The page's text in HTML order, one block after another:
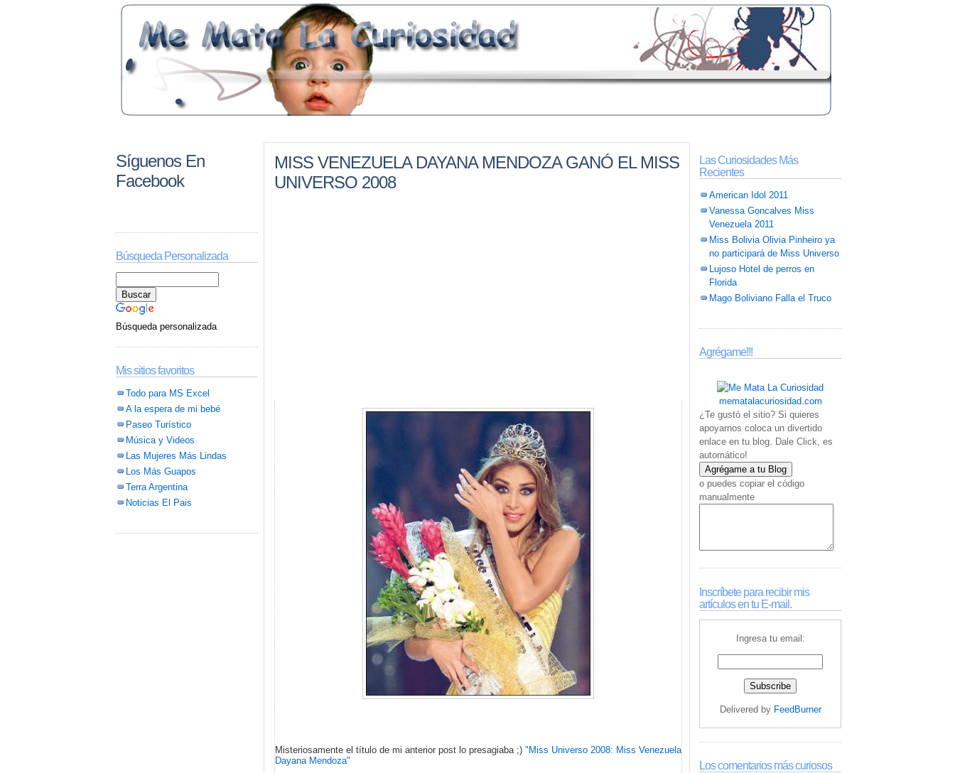
Síguenos En
Facebook
Búsqueda Personalizada
Búsqueda personalizada
Mis sitios favoritos
Todo para MS Excel
A la espera de mi bebé
Paseo Turístico
Música y Videos
Las Mujeres Más Lindas
Los Más Guapos
Terra Argentina
Noticias El Pais
MISS VENEZUELA DAYANA MENDOZA GANÓ EL MISS
UNIVERSO 2008
Misteriosamente el título de mi anterior post lo presagiaba ;) "Miss Universo 2008: Miss Venezuela
Dayana Mendoza"
Las Curiosidades Más
Recientes
American Idol 2011
Vanessa Goncalves Miss
Venezuela 2011
Miss Bolivia Olivia Pinheiro ya
no participará de Miss Universo
Lujoso Hotel de perros en
Florida
Mago Boliviano Falla el Truco
Agrégame!!!
mematalacuriosidad.com
¿Te gustó el sitio? Si quieres
apoyarnos coloca un divertido
enlace en tu blog. Dale Click, es
automático!
o puedes copiar el código
manualmente
Inscríbete para recibir mis
artículos en tu E-mail.
Ingresa tu email:
Delivered by FeedBurner
Los comentarios más curiosos